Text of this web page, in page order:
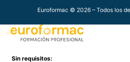
Euroformac © 2026 – Todos los
Sin requisitos: